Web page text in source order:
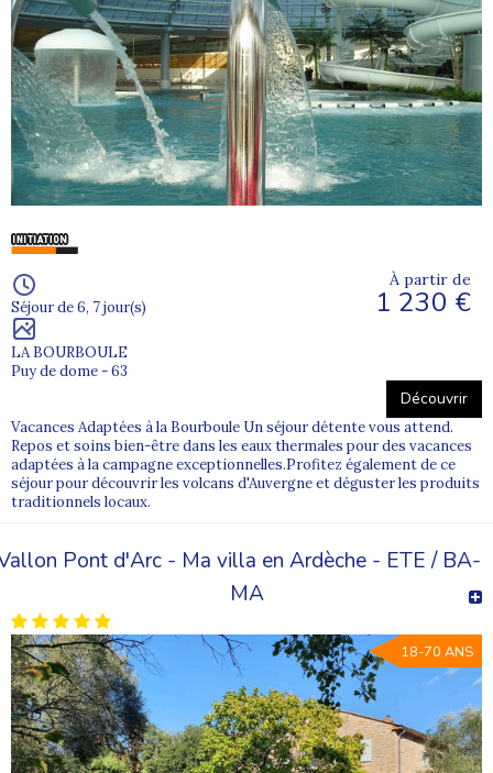
Séjour de 6, 7 jour(s)
LA BOURBOULE
Puy de dome - 63
À partir de
1 230 €
Découvrir
Vacances Adaptées à la Bourboule Un séjour détente vous attend.
Repos et soins bien-être dans les eaux thermales pour des vacances
adaptées à la campagne exceptionnelles.Profitez également de ce
séjour pour découvrir les volcans d'Auvergne et déguster les produits
traditionnels locaux.
Pont d'Arc - Ma villa en Ardèche - ETE / BA-
MA
18-70 ANS